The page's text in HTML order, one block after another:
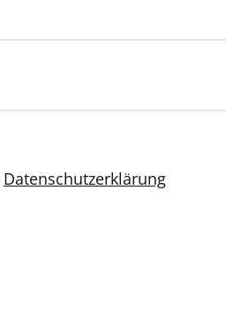
Datenschutzerklärung